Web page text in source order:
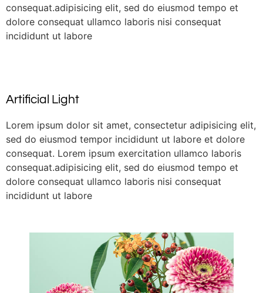
consequat.adipisicing elit, sed do eiusmod tempo et
dolore consequat ullamco laboris nisi consequat
incididunt ut labore
Artificial Light
Lorem ipsum dolor sit amet, consectetur adipisicing elit,
sed do eiusmod tempor incididunt ut labore et dolore
consequat. Lorem ipsum exercitation ullamco laboris
consequat.adipisicing elit, sed do eiusmod tempo et
dolore consequat ullamco laboris nisi consequat
incididunt ut labore